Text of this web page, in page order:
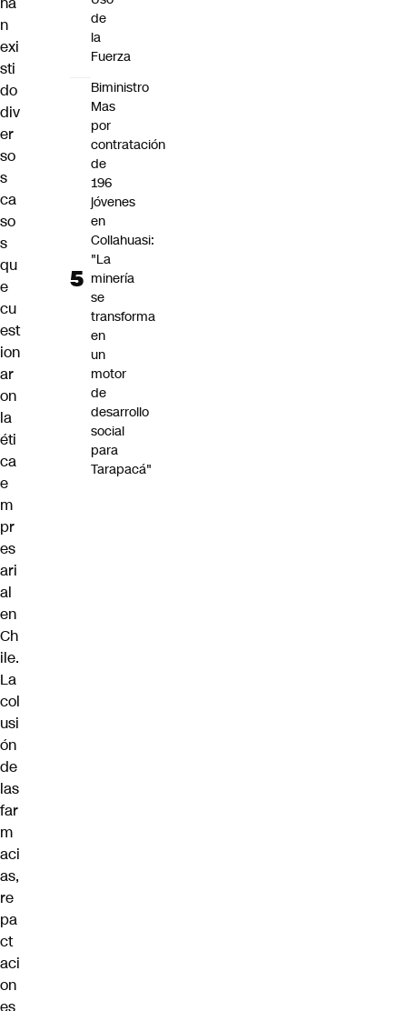
n
exi
sti
do
div
er
so
s
ca
so
s
qu
e
cu
est
ion
ar
on
la
éti
ca
e
m
pr
es
ari
al
en
Ch
ile.
La
col
usi
ón
de
las
far
m
aci
as,
re
pa
ct
aci
on
es
de
la
Fuerza
Biministro
Mas
por
contratación
de
196
jóvenes
en
Collahuasi:
"La
minería
se
transforma
en
un
motor
de
desarrollo
social
para
Tarapacá"